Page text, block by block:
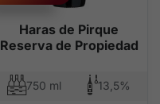
Haras de Pirque
Reserva de Propiedad
750 ml 13,5%